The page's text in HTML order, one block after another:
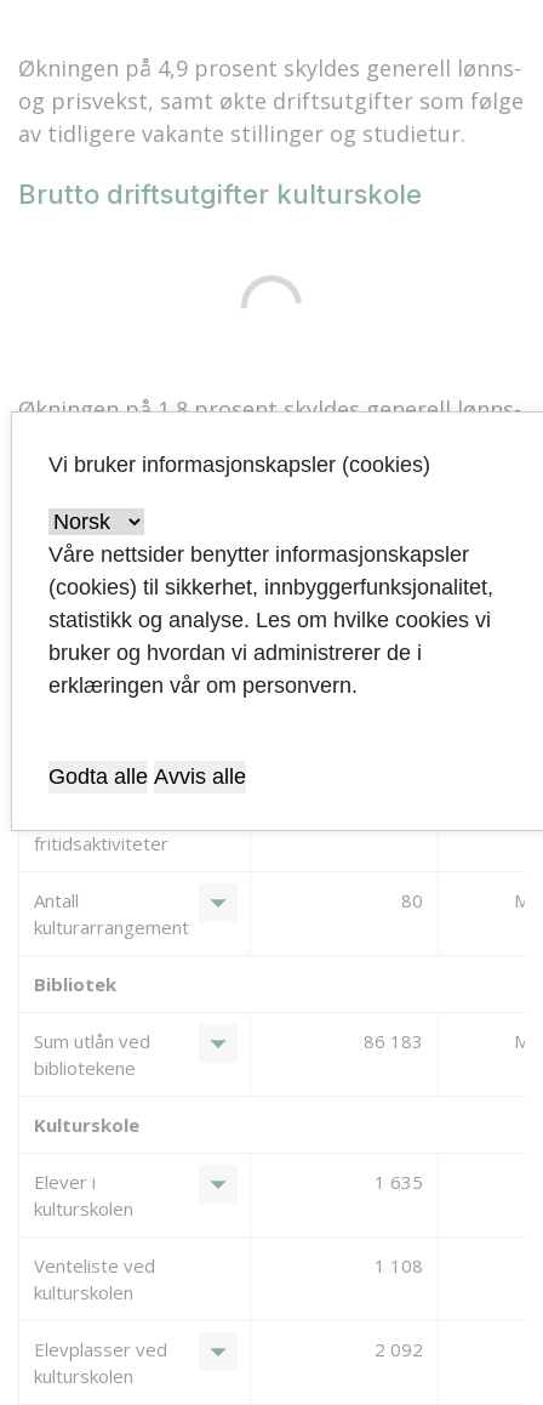
Økningen på 4,9 prosent skyldes generell lønns-
og prisvekst, samt økte driftsutgifter som følge
av tidligere vakante stillinger og studietur.
Brutto driftsutgifter kulturskole
Økningen på 1,8 prosent skyldes generell lønns-
Produksjon og
aktivitet
Kultur
Sum besøk ved
kommunale
arrow_drop_down 52 500
Antall brukere av
fritidsaktiviteter
arrow_drop_down
Antall
kulturarrangement
arrow_drop_down 80
Bibliotek
Sum utlån ved
bibliotekene
arrow_drop_down 86 183
Kulturskole
Elever i
kulturskolen
arrow_drop_down 1 635
Venteliste ved
kulturskolen
1 108
Elevplasser ved
kulturskolen
arrow_drop_down 2 092
Vi bruker informasjonskapsler (cookies)
Våre nettsider benytter informasjonskapsler
(cookies) til sikkerhet, innbyggerfunksjonalitet,
statistikk og analyse. Les om hvilke cookies vi
bruker og hvordan vi administrerer de i
erklæringen vår om personvern.
Godta alle Avvis alle